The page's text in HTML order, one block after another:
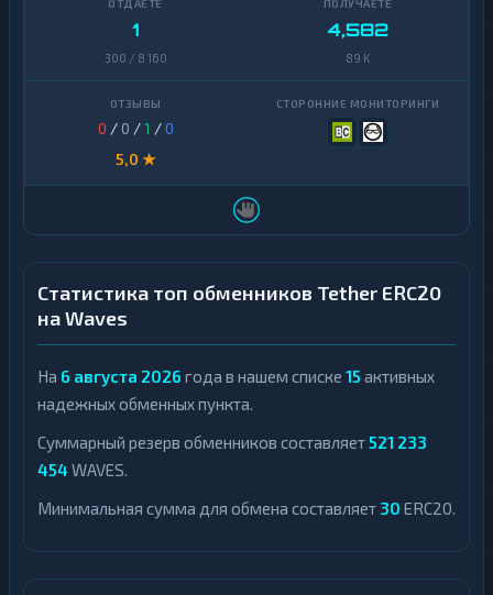
1
300 / 8 160
4,582
89 K
0 / 0 /1 /0
5,0 ★
Статистика топ обменников Tether ERC20
на Waves
На 6 августа 2026 года в нашем списке 15 активных
надежных обменных пункта.
Суммарный резерв обменников составляет521 233
454WAVES.
Минимальная сумма для обмена составляет 30 ERC20.